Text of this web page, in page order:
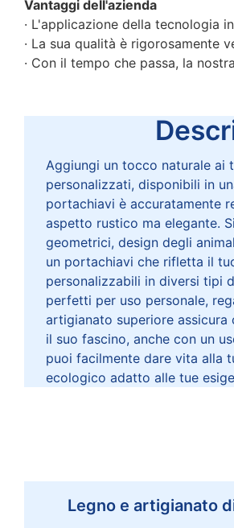
Vantaggi dell'azienda
· L'applicazione della tecnologia
· La sua qualità è rigorosamente
· Con il tempo che passa, la nostra
Aggiungi un tocco naturale ai
personalizzati, disponibili in
portachiavi è accuratamente
aspetto rustico ma elegante.
geometrici, design degli
un portachiavi che rifletta il
personalizzabili in diversi tipi
perfetti per uso personale,
artigianato superiore
il suo fascino, anche con un
puoi facilmente dare vita alla
ecologico adatto alle tue
Legno e artigianato